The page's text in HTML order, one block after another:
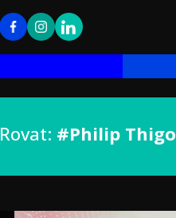
Rovat: #Philip Thigo